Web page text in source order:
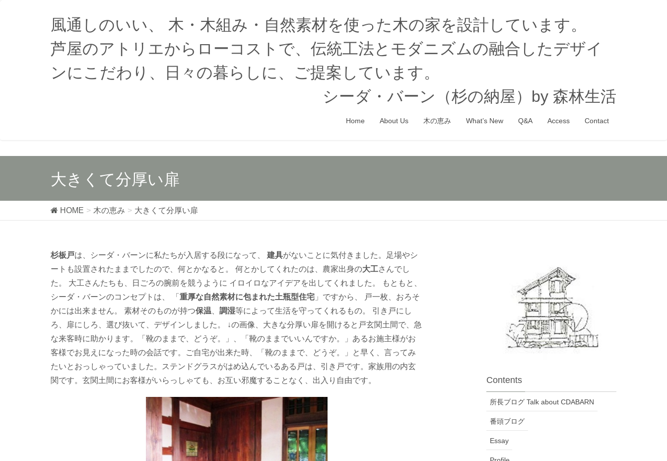
風通しのいい、 木・木組み・自然素材を使った木の家を設計しています。
芦屋のアトリエからローコストで、伝統工法とモダニズムの融合したデザイ
ンにこだわり、日々の暮らしに、ご提案しています。
シーダ・バーン（杉の納屋）by 森林生活
Home About Us 木の恵み What’s New Q&A Access Contact
大きくて分厚い扉
HOME 木の恵み 大きくて分厚い扉
杉板戸は、シーダ・バーンに私たちが入居する段になって、 建具がないことに気付きました。足場やシ
ートも設置されたままでしたので、何とかなると。 何とかしてくれたのは、農家出身の大工さんでし
た。 大工さんたちも、日ごろの腕前を競うように イロイロなアイデアを出してくれました。 もともと、
シーダ・バーンのコンセプトは、 「 重厚な自然素材に包まれた土瓶型住宅 」ですから、 戸一枚、おろそ
かには出来ません。 素材そのものが持つ保温 調湿等によって生活を守ってくれるもの。 引き戸にし
ろ、扉にしろ、選び抜いて、デザインしました。 ↓の画像、大きな分厚い扉を開けると戸玄関土間で、急
な来客時に助かります。「靴のままで、どうぞ。」、「靴のままでいいんですか。」あるお施主様がお
客様でお見えになった時の会話です。ご自宅が出来た時、「靴のままで、どうぞ。」と早く、言ってみ
たいとおっしゃっていました。ステンドグラスがはめ込んでいるある戸は、引き戸です。家族用の内玄
関です。玄関土間にお客様がいらっしゃても、お互い邪魔することなく、出入り自由です。
Contents
所長ブログ Talk about CDABARN
番頭ブログ
Essay